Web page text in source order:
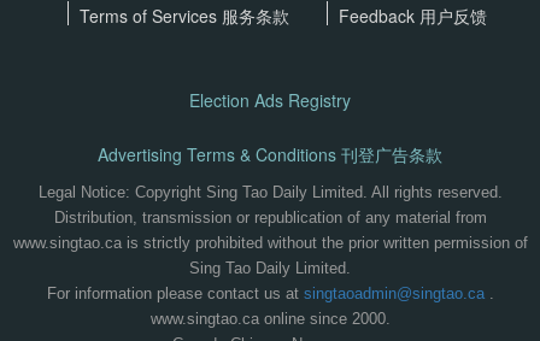
Terms of Services 服务条款 Feedback 用户反馈
Election Ads Registry
Advertising Terms & Conditions 刊登广告条款
Legal Notice: Copyright Sing Tao Daily Limited. All rights reserved.
Distribution, transmission or republication of any material from
www.singtao.ca is strictly prohibited without the prior written permission of
Sing Tao Daily Limited.
For information please contact us at singtaoadmin@singtao.ca.
www.singtao.ca online since 2000.